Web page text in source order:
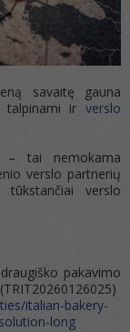
savaitę gauna
talpinami ir verslo
– tai nemokama
verslo partnerių
verslo
pakavimo
italian-bakery-
long